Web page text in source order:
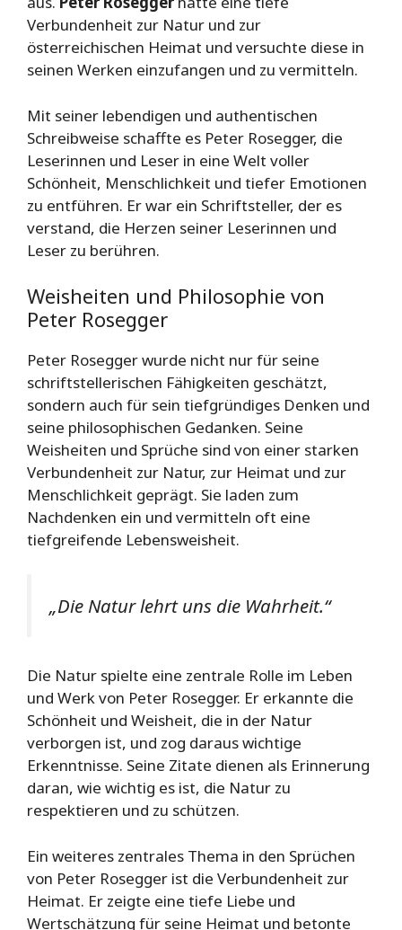
Verbundenheit zur Natur und zur
österreichischen Heimat und versuchte diese in
seinen Werken einzufangen und zu vermitteln.
Mit seiner lebendigen und authentischen
Schreibweise schaffte es Peter Rosegger, die
Leserinnen und Leser in eine Welt voller
Schönheit, Menschlichkeit und tiefer Emotionen
zu entführen. Er war ein Schriftsteller, der es
verstand, die Herzen seiner Leserinnen und
Leser zu berühren.
Weisheiten und Philosophie von
Peter Rosegger
Peter Rosegger wurde nicht nur für seine
schriftstellerischen Fähigkeiten geschätzt,
sondern auch für sein tiefgründiges Denken und
seine philosophischen Gedanken. Seine
Weisheiten und Sprüche sind von einer starken
Verbundenheit zur Natur, zur Heimat und zur
Menschlichkeit geprägt. Sie laden zum
Nachdenken ein und vermitteln oft eine
tiefgreifende Lebensweisheit.
„Die Natur lehrt uns die Wahrheit.“
Die Natur spielte eine zentrale Rolle im Leben
und Werk von Peter Rosegger. Er erkannte die
Schönheit und Weisheit, die in der Natur
verborgen ist, und zog daraus wichtige
Erkenntnisse. Seine Zitate dienen als Erinnerung
daran, wie wichtig es ist, die Natur zu
respektieren und zu schützen.
Ein weiteres zentrales Thema in den Sprüchen
von Peter Rosegger ist die Verbundenheit zur
Heimat. Er zeigte eine tiefe Liebe und
Wertschätzung für seine Heimat und betonte